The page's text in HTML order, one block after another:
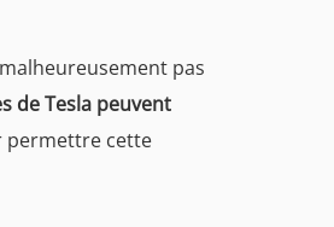
pas
de Tesla peuvent
permettre cette